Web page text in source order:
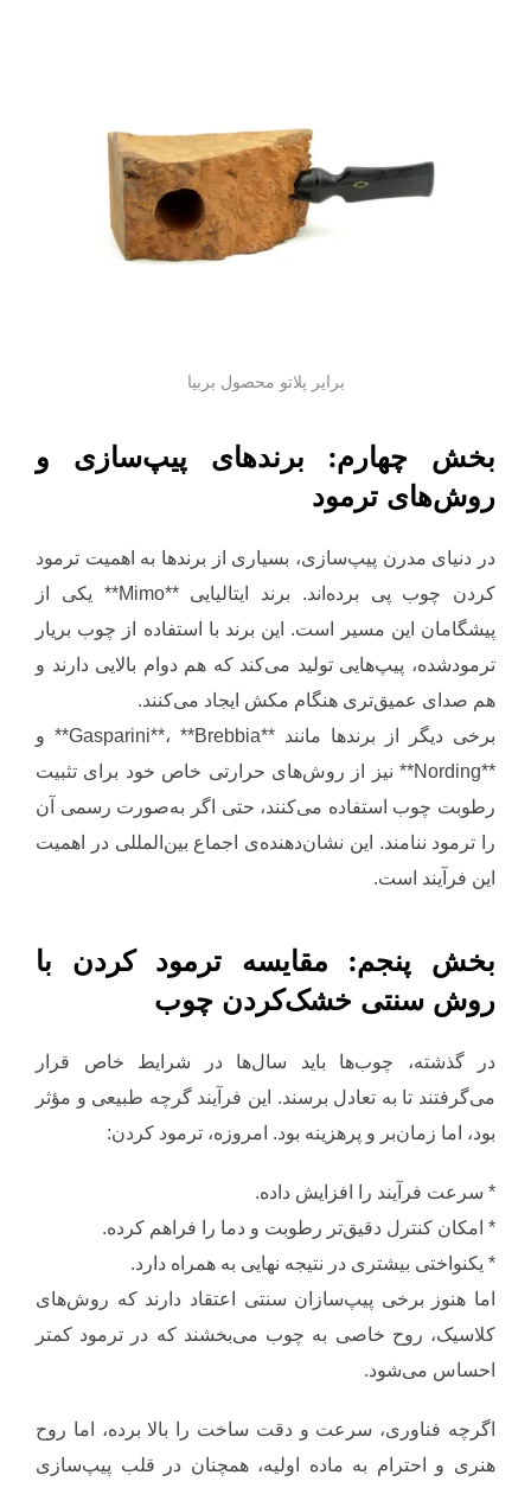
برایر پلاتو محصول بربیا
بخش چهارم: برندهای پیپ‌سازی و
روش‌های ترمود
در دنیای مدرن پیپ‌سازی، بسیاری از برندها به اهمیت ترمود
کردن چوب پی برده‌اند. برند ایتالیایی **Mimo** یکی از
پیشگامان این مسیر است. این برند با استفاده از چوب بریار
ترمودشده، پیپ‌هایی تولید می‌کند که هم دوام بالایی دارند و
هم صدای عمیق‌تری هنگام مکش ایجاد می‌کنند.
برخی دیگر از برندها مانند **Gasparini**، **Brebbia** و
**Nording** نیز از روش‌های حرارتی خاص خود برای تثبیت
رطوبت چوب استفاده می‌کنند، حتی اگر به‌صورت رسمی آن
را ترمود ننامند. این نشان‌دهنده‌ی اجماع بین‌المللی در اهمیت
این فرآیند است.
بخش پنجم: مقایسه ترمود کردن با
روش سنتی خشک‌کردن چوب
در گذشته، چوب‌ها باید سال‌ها در شرایط خاص قرار
می‌گرفتند تا به تعادل برسند. این فرآیند گرچه طبیعی و مؤثر
بود، اما زمان‌بر و پرهزینه بود. امروزه، ترمود کردن:
* سرعت فرآیند را افزایش داده.
* امکان کنترل دقیق‌تر رطوبت و دما را فراهم کرده.
* یکنواختی بیشتری در نتیجه نهایی به همراه دارد.
اما هنوز برخی پیپ‌سازان سنتی اعتقاد دارند که روش‌های
کلاسیک، روح خاصی به چوب می‌بخشند که در ترمود کمتر
احساس می‌شود.
اگرچه فناوری، سرعت و دقت ساخت را بالا برده، اما روح
هنری و احترام به ماده اولیه، همچنان در قلب پیپ‌سازی